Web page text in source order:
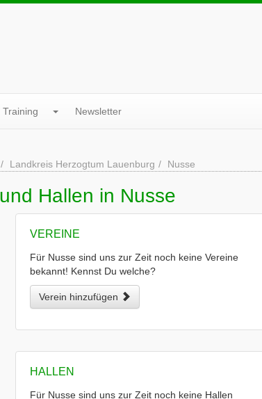
Training Newsletter
Landkreis Herzogtum Lauenburg Nusse
Hallen in Nusse
VEREINE
Für Nusse sind uns zur Zeit noch keine Vereine
bekannt! Kennst Du welche?
Verein hinzufügen
HALLEN
Für Nusse sind uns zur Zeit noch keine Hallen